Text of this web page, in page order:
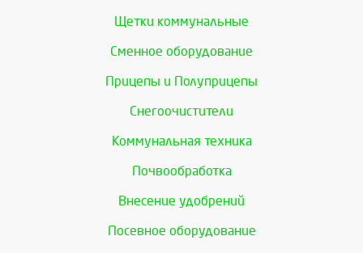
Щетки коммунальные
Сменное оборудование
Прицепы и Полуприцепы
Снегоочистители
Коммунальная техника
Почвообработка
Внесение удобрений
Посевное оборудование